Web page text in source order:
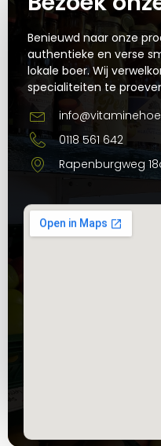
Benieuwd naar onze
authentieke en verse
lokale boer. Wij
specialiteiten te
0118 561 642
Rapenburgweg